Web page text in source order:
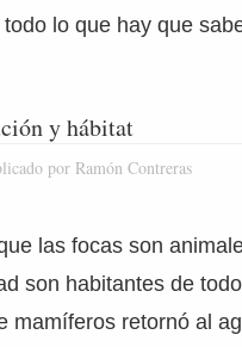
lo que hay que
y hábitat
por Ramón Contreras
las focas son
son habitantes de
mamíferos retornó al